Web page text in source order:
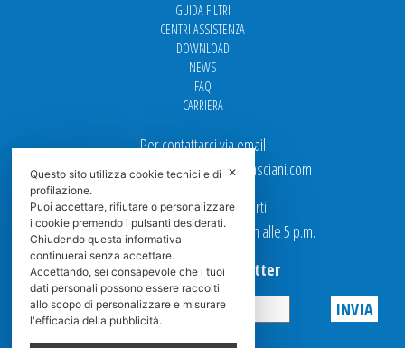
GUIDA FILTRI
CENTRI ASSISTENZA
DOWNLOAD
NEWS
FAQ
CARRIERA
Per contattarci via email
Ufficio Vendite: italy.sales@spasciani.com
I nostri uffici sono aperti
dal Lunedi al Venerdi dalle 9 a.m alle 5 p.m.
Iscriviti alla Newsletter
Privacy
✕
Questo sito utilizza cookie tecnici e di
profilazione.
Puoi accettare, rifiutare o personalizzare
i cookie premendo i pulsanti desiderati.
Chiudendo questa informativa
continuerai senza accettare.
Accettando, sei consapevole che i tuoi
dati personali possono essere raccolti
allo scopo di personalizzare e misurare
l'efficacia della pubblicità.